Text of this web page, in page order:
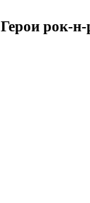
Герои рок-